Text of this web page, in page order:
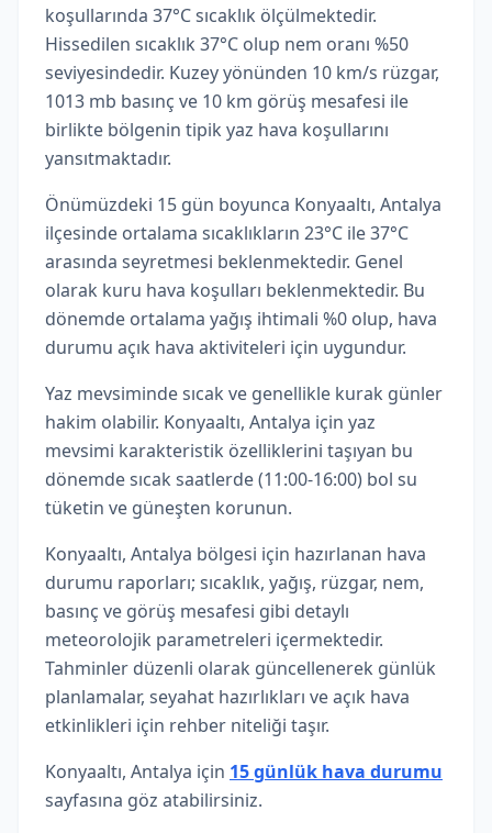
koşullarında 37°C sıcaklık ölçülmektedir.
Hissedilen sıcaklık 37°C olup nem oranı %50
seviyesindedir. Kuzey yönünden 10 km/s rüzgar,
1013 mb basınç ve 10 km görüş mesafesi ile
birlikte bölgenin tipik yaz hava koşullarını
yansıtmaktadır.
Önümüzdeki 15 gün boyunca Konyaaltı, Antalya
ilçesinde ortalama sıcaklıkların 23°C ile 37°C
arasında seyretmesi beklenmektedir. Genel
olarak kuru hava koşulları beklenmektedir. Bu
dönemde ortalama yağış ihtimali %0 olup, hava
durumu açık hava aktiviteleri için uygundur.
Yaz mevsiminde sıcak ve genellikle kurak günler
hakim olabilir. Konyaaltı, Antalya için yaz
mevsimi karakteristik özelliklerini taşıyan bu
dönemde sıcak saatlerde (11:00-16:00) bol su
tüketin ve güneşten korunun.
Konyaaltı, Antalya bölgesi için hazırlanan hava
durumu raporları; sıcaklık, yağış, rüzgar, nem,
basınç ve görüş mesafesi gibi detaylı
meteorolojik parametreleri içermektedir.
Tahminler düzenli olarak güncellenerek günlük
planlamalar, seyahat hazırlıkları ve açık hava
etkinlikleri için rehber niteliği taşır.
Konyaaltı, Antalya için 15 günlük hava durumu
sayfasına göz atabilirsiniz.